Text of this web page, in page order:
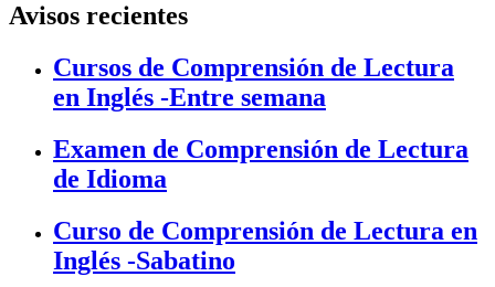
Avisos recientes
Cursos de Comprensión de Lectura
en Inglés -Entre semana
Examen de Comprensión de Lectura
de Idioma
Curso de Comprensión de Lectura en
Inglés -Sabatino